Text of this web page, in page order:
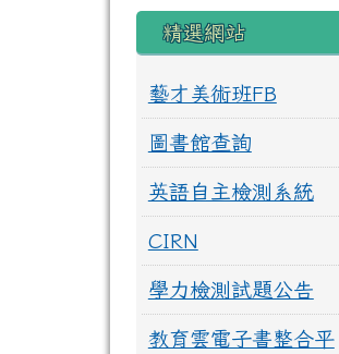
精選網站
藝才美術班FB
圖書館查詢
英語自主檢測系統
CIRN
學力檢測試題公告
教育雲電子書整合平